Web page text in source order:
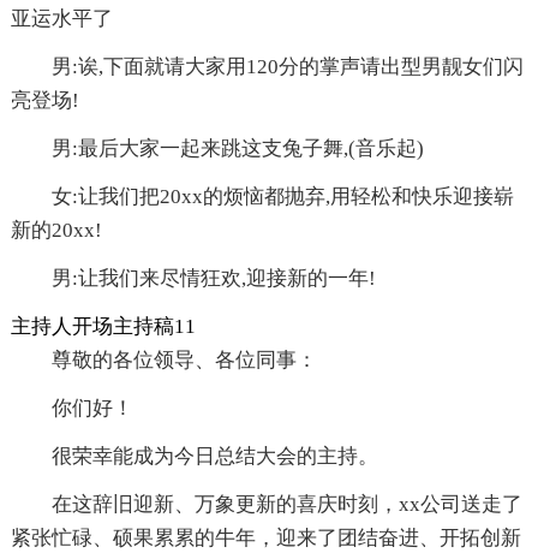
亚运水平了
男:诶,下面就请大家用120分的掌声请出型男靓女们闪
亮登场!
男:最后大家一起来跳这支兔子舞,(音乐起)
女:让我们把20xx的烦恼都抛弃,用轻松和快乐迎接崭
新的20xx!
男:让我们来尽情狂欢,迎接新的一年!
主持人开场主持稿11
尊敬的各位领导、各位同事：
你们好！
很荣幸能成为今日总结大会的主持。
在这辞旧迎新、万象更新的喜庆时刻，xx公司送走了
紧张忙碌、硕果累累的牛年，迎来了团结奋进、开拓创新